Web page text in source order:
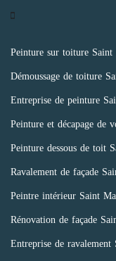
Peinture sur toiture Saint
Démoussage de toiture
Entreprise de peinture
Peinture et décapage de
Peinture dessous de toit
Ravalement de façade
Peintre intérieur Saint
Rénovation de façade
Entreprise de